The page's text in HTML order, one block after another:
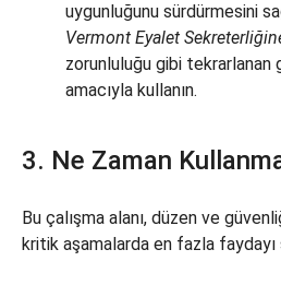
uygunluğunu sürdürmesini
Vermont Eyalet
zorunluluğu gibi
amacıyla kullanın.
3. Ne Zaman
Bu çalışma alanı, düzen ve
kritik aşamalarda en fazla faydayı